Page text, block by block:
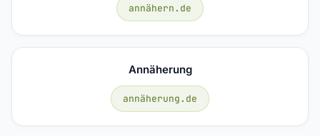
annähern.de
Annäherung
annäherung.de